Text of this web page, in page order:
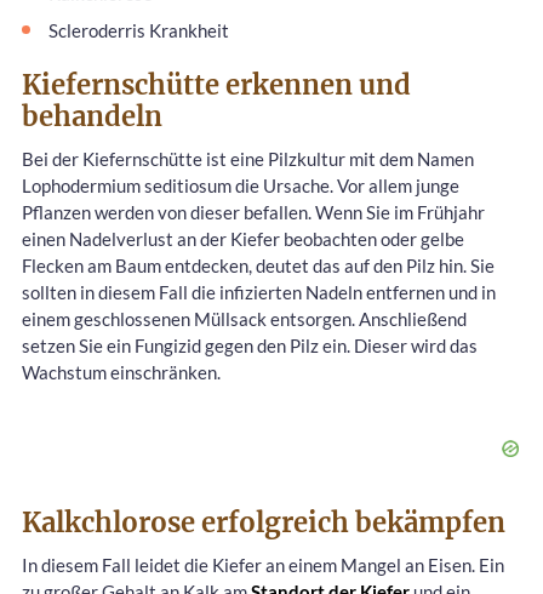
Scleroderris Krankheit
Kiefernschütte erkennen und
behandeln
Bei der Kiefernschütte ist eine Pilzkultur mit dem Namen
Lophodermium seditiosum die Ursache. Vor allem junge
Pflanzen werden von dieser befallen. Wenn Sie im Frühjahr
einen Nadelverlust an der Kiefer beobachten oder gelbe
Flecken am Baum entdecken, deutet das auf den Pilz hin. Sie
sollten in diesem Fall die infizierten Nadeln entfernen und in
einem geschlossenen Müllsack entsorgen. Anschließend
setzen Sie ein Fungizid gegen den Pilz ein. Dieser wird das
Wachstum einschränken.
Kalkchlorose erfolgreich bekämpfen
In diesem Fall leidet die Kiefer an einem Mangel an Eisen. Ein